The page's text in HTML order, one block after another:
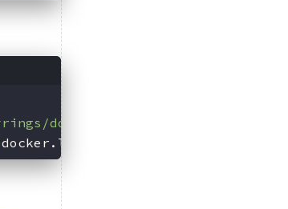
docker.gpg] https://
docker.list >